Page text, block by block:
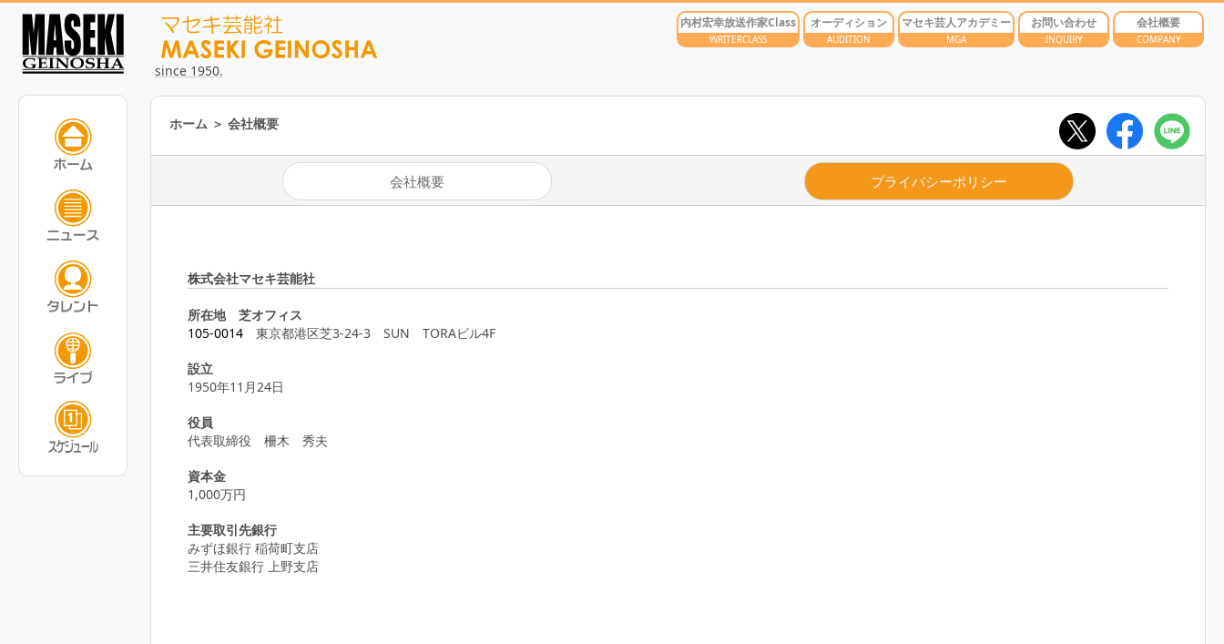
since 1950.
内村宏幸放送作家Class
WRITERCLASS
オーディション
AUDITION
マセキ芸人アカデミー
MGA
お問い合わせ
INQUIRY
会社概要
COMPANY
ホーム ＞ 会社概要
会社概要 プライバシーポリシー
株式会社マセキ芸能社
所在地 芝オフィス
105-0014 東京都港区芝3-24-3 SUN TORAビル4F
設立
1950年11月24日
役員
代表取締役 柵木 秀夫
資本金
1,000万円
主要取引先銀行
みずほ銀行 稲荷町支店
三井住友銀行 上野支店